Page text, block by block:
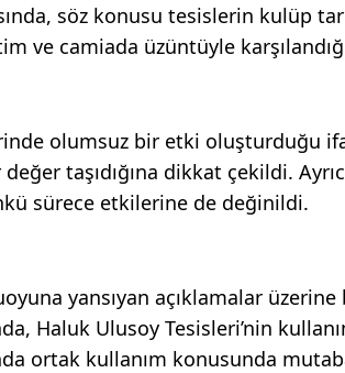
söz konusu tesislerin kulüp
ve camiada üzüntüyle
olumsuz bir etki oluşturduğu
taşıdığına dikkat çekildi.
sürece etkilerine de değinildi.
yansıyan açıklamalar
Haluk Ulusoy Tesisleri’nin
ortak kullanım konusunda